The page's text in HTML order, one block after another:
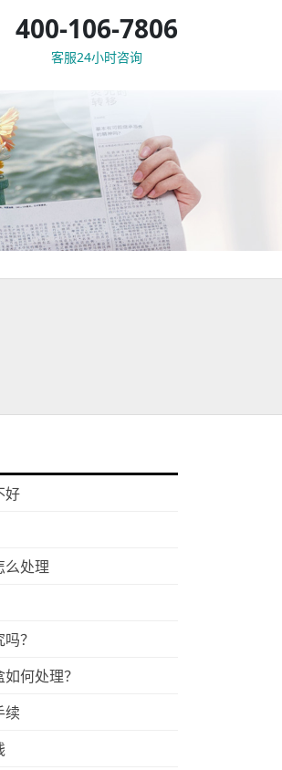
400-106-7806
客服24小时咨询
好
么处理
？
何处理？
续